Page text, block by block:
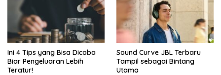
Ini 4 Tips yang Bisa Dicoba
Biar Pengeluaran Lebih
Teratur!
Sound Curve JBL Terbaru
Tampil sebagai Bintang
Utama